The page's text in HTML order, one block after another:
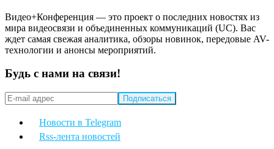
Видео+Конференция — это проект о последних новостях из
мира видеосвязи и объединенных коммуникаций (UC). Вас
ждет самая свежая аналитика, обзоры новинок, передовые AV-
технологии и анонсы мероприятий.
Будь с нами на связи!
Новости в Telegram
Rss-лента новостей